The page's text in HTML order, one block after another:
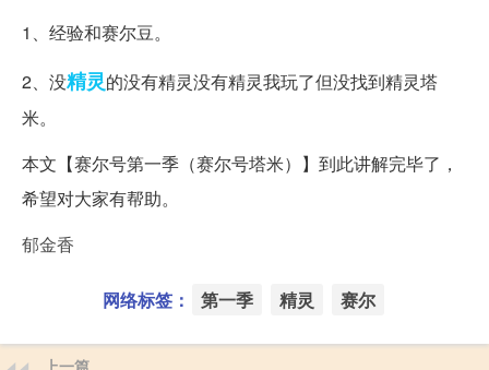
1、经验和赛尔豆。
2、没精灵的没有精灵没有精灵我玩了但没找到精灵塔
米。
本文【赛尔号第一季（赛尔号塔米）】到此讲解完毕了，
希望对大家有帮助。
郁金香
网络标签： 第一季 精灵 赛尔
上一篇